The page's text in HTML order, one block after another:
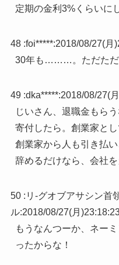
定期の金利3%くらいに
48 :foi*****:2018/08/27(月
30年も………。ただただ
49 :dka*****:2018/08/27(
じいさん、退職金もら
寄付したら。創業家と
創業家から人も引き払
辞めるだけなら、会社
50 : リ-グオブアサシン首
ル:2018/08/27(月
もうなんつーか、ネー
ったからな！